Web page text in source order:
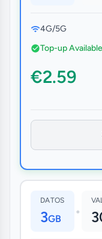
4G/5G
Top-up Available
€2.59
DATOS
3GB •